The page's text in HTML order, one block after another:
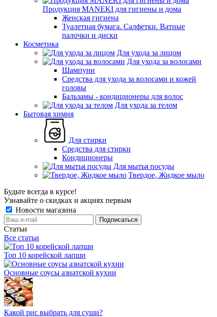
Продукция MANEKI для гигиены и дома
Женская гигиена
Туалетная бумага. Салфетки. Ватные
палочки и диски
Косметика
Для ухода за лицом
Для ухода за волосами
Шампуни
Средства для ухода за волосами и кожей
головы
Бальзамы - кондиционеры для волос
Для ухода за телом
Бытовая химия
Для стирки
Средства для стирки
Кондиционеры
Для мытья посуды
Твердое, Жидкое мыло
Будьте всегда в курсе!
Узнавайте о скидках и акциях первым
Новости магазина
Статьи
Все статьи
Топ 10 корейской лапши
Основные соусы азиатской кухни
Какой рис выбрать для суши?